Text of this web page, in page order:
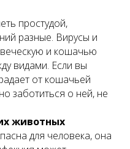
простудой,
разные. Вирусы и
и кошачью
видами. Если вы
от кошачьей
заботиться о ней, не
животных
для человека, она